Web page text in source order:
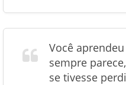
Você
sempre
se tivesse